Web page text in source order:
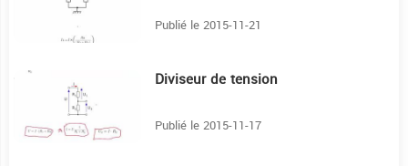
Publié le 2015-11-21
Diviseur de tension
Publié le 2015-11-17